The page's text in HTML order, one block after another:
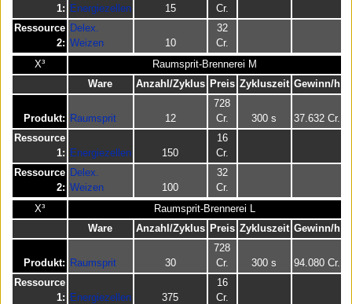
1:
Energiezellen 15
Cr.
Ressource
2:
Delex.
Weizen
10
32
Cr.
X³
Raumsprit-Brennerei M
Ware
Anzahl/Zyklus Preis Zykluszeit Gewinn/h
Produkt: Raumsprit 12
728
Cr.
300 s
37.632 Cr.
Ressource
1:
Energiezellen 150
16
Cr.
Ressource
2:
Delex.
Weizen
100
32
Cr.
X³
Raumsprit-Brennerei L
Ware
Anzahl/Zyklus Preis Zykluszeit Gewinn/h
Produkt: Raumsprit 30
728
Cr.
300 s
94.080 Cr.
Ressource
1:
Energiezellen 375
16
Cr.